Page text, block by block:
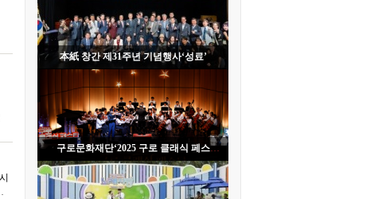
本紙 창간 제31주년 기념행사‘성료’
구로문화재단‘2025 구로 클래식 페스
타’개막식 성료